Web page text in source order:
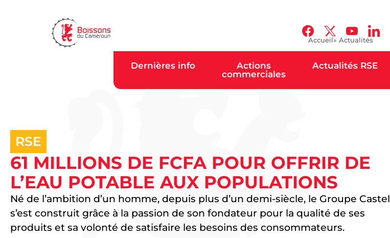
Accueil» Actualités
Dernières info
Actions
commerciales
Actualités RSE
RSE
61 MILLIONS DE FCFA POUR OFFRIR DE
L’EAU POTABLE AUX POPULATIONS
Né de l’ambition d’un homme, depuis plus d’un demi-siècle, le Groupe Castel
s’est construit grâce à la passion de son fondateur pour la qualité de ses
produits et sa volonté de satisfaire les besoins des consommateurs.